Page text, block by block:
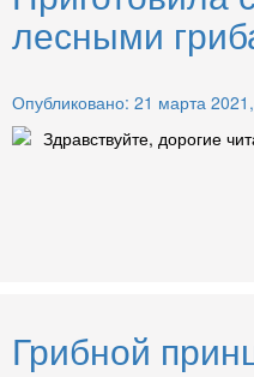
лесными
Опубликовано: 21 марта
Здравствуйте, дорогие
Грибной